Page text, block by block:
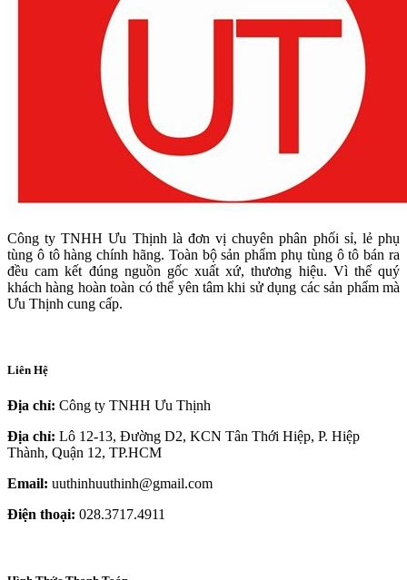
Công ty TNHH Ưu Thịnh là đơn vị chuyên phân phối sỉ, lẻ phụ
tùng ô tô hàng chính hãng. Toàn bộ sản phẩm phụ tùng ô tô bán ra
đều cam kết đúng nguồn gốc xuất xứ, thương hiệu. Vì thế quý
khách hàng hoàn toàn có thể yên tâm khi sử dụng các sản phẩm mà
Ưu Thịnh cung cấp.
Liên Hệ
Địa chỉ: Công ty TNHH Ưu Thịnh
Địa chỉ: Lô 12-13, Đường D2, KCN Tân Thới Hiệp, P. Hiệp
Thành, Quận 12, TP.HCM
Email: uuthinhuuthinh@gmail.com
Điện thoại: 028.3717.4911